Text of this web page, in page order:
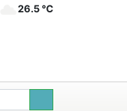
26.5 ℃